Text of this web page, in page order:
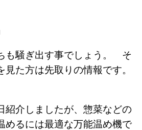
も騒ぎ出す事でしょう。 そ
た方は先取りの情報です。
紹介しましたが、惣菜などの
めるには最適な万能温め機で